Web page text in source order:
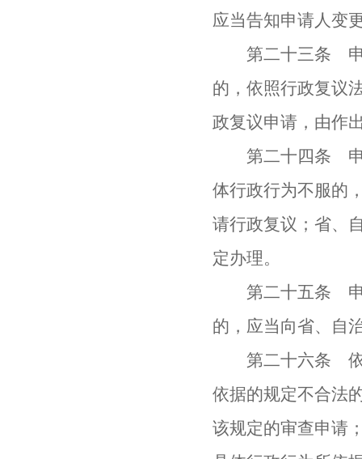
应当告知申请人变
第二十三条 申请
的，依照行政复议
政复议申请，由作
第二十四条 申请
体行政行为不服的
请行政复议；省、
定办理。
第二十五条 申请
的，应当向省、自
第二十六条 依照
依据的规定不合法
该规定的审查申请